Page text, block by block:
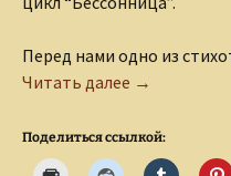
Перед нами одно из
Читать далее →
Поделиться ссылкой: